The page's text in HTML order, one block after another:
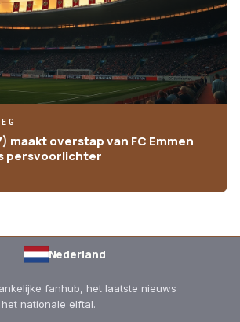
maakt overstap van FC Emmen
persvoorlichter
Nederland
fanhub, het laatste nieuws
nationale elftal.